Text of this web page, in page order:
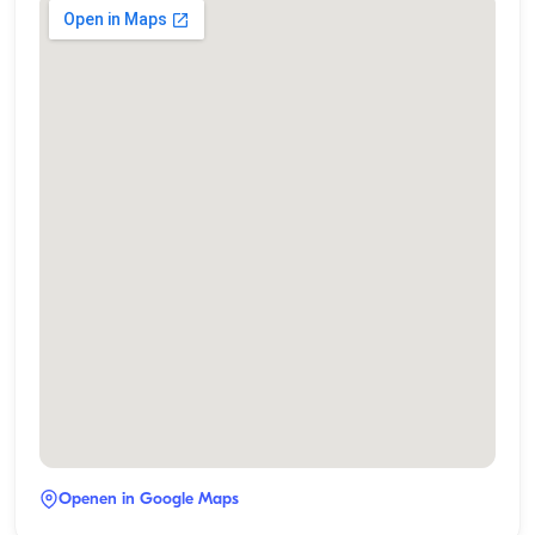
Openen in Google Maps